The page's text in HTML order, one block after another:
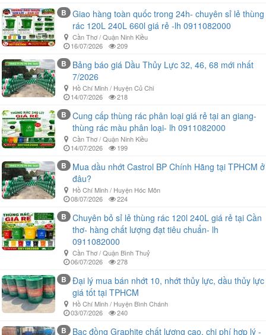
B
Giao hàng toàn quốc trong 24h- chuyên sỉ lẻ thùng
rác 120L 240L 660l giá rẻ -lh 0911082000
Cần Thơ / Quận Ninh Kiều
16/07/2026
209
B
Bảng báo giá Dầu Thủy Lực 32, 46, 68 mới nhất
7/2026
Hồ Chí Minh / Huyện Củ Chi
14/07/2026
218
B
Cung cấp thùng rác phân loại giá rẻ tại an giang-
thùng rác màu phân loại- lh 0911082000
Cần Thơ / Quận Ninh Kiều
14/07/2026
199
B
Mua dầu nhớt Castrol BP Chính Hãng tại TPHCM ở
đâu?
Hồ Chí Minh / Huyện Hóc Môn
08/07/2026
224
B
Chuyên bỏ sỉ lẻ thùng rác 120l 240L giá rẻ tại Cần
thơ- hàng chất lượng đạt tiêu chuẩn- lh
0911082000
Cần Thơ / Quận Bình Thuỷ
06/07/2026
278
B
Đại lý mua bán nhớt 10, nhớt thủy lực, dầu thủy lực
giá tốt tại TPHCM
Hồ Chí Minh / Huyện Bình Chánh
03/07/2026
240
B Bạc đồng Graphite chất lượng cao, chi phí hợp lý -